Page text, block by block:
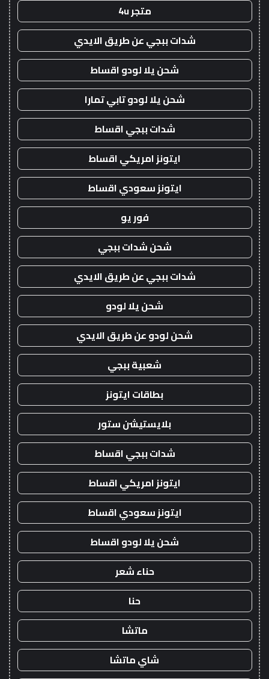
متجر 4u
شدات ببجي عن طريق الايدي
شحن يلا لودو اقساط
شحن يلا لودو تابي تمارا
شدات ببجي اقساط
ايتونز امريكي اقساط
ايتونز سعودي اقساط
فور يو
شحن شدات ببجي
شدات ببجي عن طريق الايدي
شحن يلا لودو
شحن لودو عن طريق الايدي
شعبية ببجي
بطاقات ايتونز
بلايستيشن ستور
شدات ببجي اقساط
ايتونز امريكي اقساط
ايتونز سعودي اقساط
شحن يلا لودو اقساط
حناء شعر
حنا
ماتشا
شاي ماتشا